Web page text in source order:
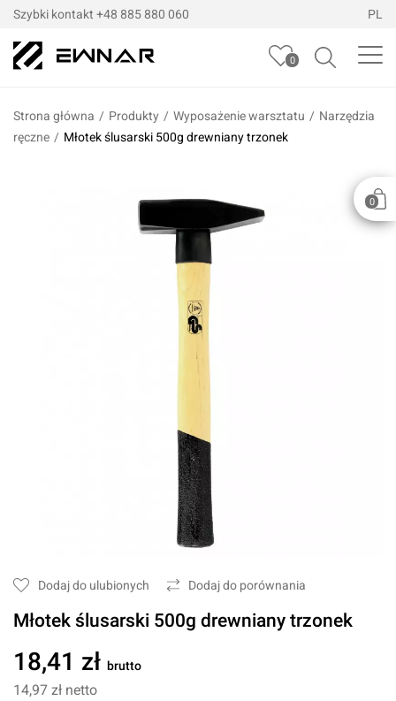
Szybki kontakt +48 885 880 060 PL
0
0
Strona główna / Produkty / Wyposażenie warsztatu / Narzędzia
ręczne / Młotek ślusarski 500g drewniany trzonek
Dodaj do ulubionych Dodaj do porównania
Młotek ślusarski 500g drewniany trzonek
18,41 zł brutto
14,97 zł netto